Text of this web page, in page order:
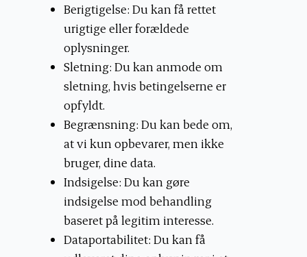
Berigtigelse: Du kan få rettet
urigtige eller forældede
oplysninger.
Sletning: Du kan anmode om
sletning, hvis betingelserne er
opfyldt.
Begrænsning: Du kan bede om,
at vi kun opbevarer, men ikke
bruger, dine data.
Indsigelse: Du kan gøre
indsigelse mod behandling
baseret på legitim interesse.
Dataportabilitet: Du kan få